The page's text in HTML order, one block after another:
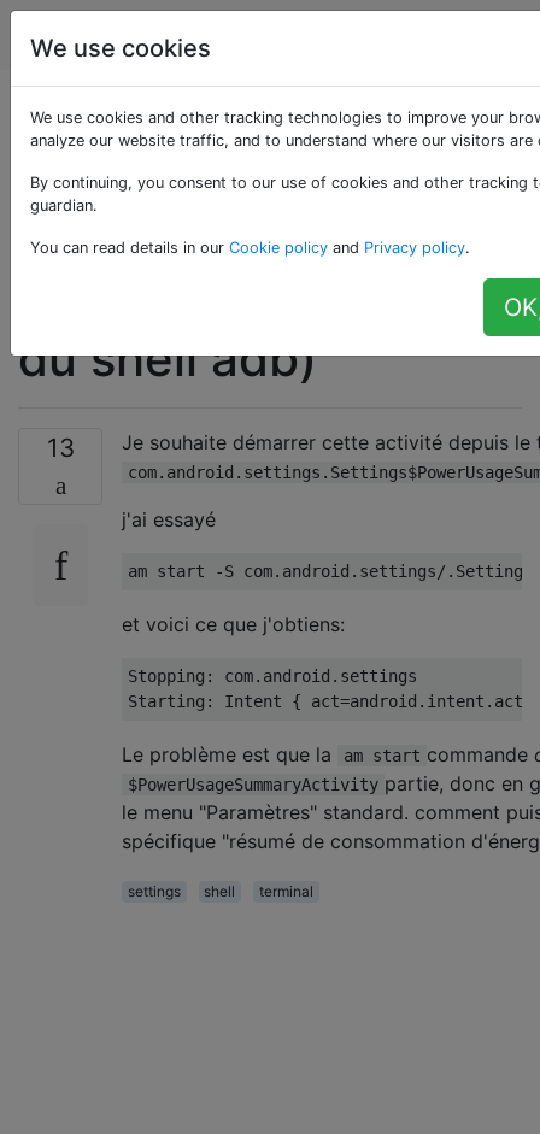
Android
Démarrage d'une
activité répertoriée
sous «Paramètres» à
partir du terminal (ou
du shell adb)
13 Je souhaite démarrer cette activité depuis le
j'ai essayé
et voici ce que j'obtiens:
Stopping: com.android.settings
Le problème est que la am start commande
$PowerUsageSummaryActivity partie, donc en
le menu "Paramètres" standard. comment
spécifique "résumé de consommation
settings shell terminal
We use cookies
We use cookies and other tracking technologies to improve your
analyze our website traffic, and to understand where our visitors are
By continuing, you consent to our use of cookies and other
guardian.
You can read details in our Cookie policy and Privacy policy.